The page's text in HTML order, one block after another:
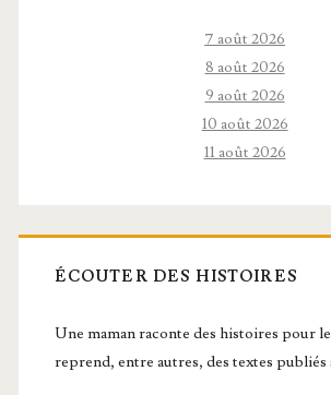
7 août 2026
8 août 2026
9 août 2026
10 août 2026
11 août 2026
ÉCOUTER DES HISTOIRES
Une maman raconte des histoires pour
reprend, entre autres, des textes publiés